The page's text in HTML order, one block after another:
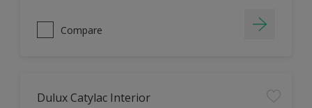
Compare
Dulux Catylac Interior